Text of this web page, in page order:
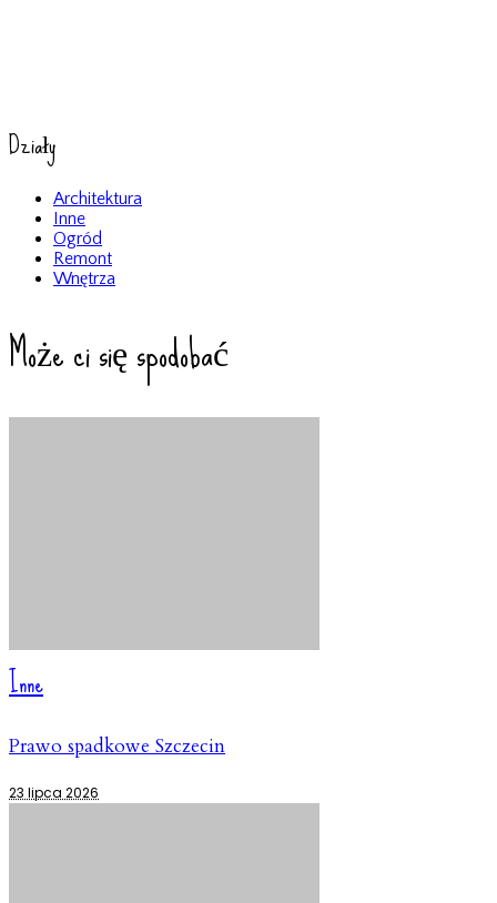
Działy
Architektura
Inne
Ogród
Remont
Wnętrza
Może ci się spodobać
Inne
Prawo spadkowe Szczecin
23 lipca 2026